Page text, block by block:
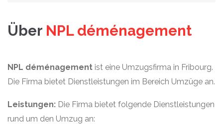
Über NPL déménagement
NPL déménagement ist eine Umzugsfirma in Fribourg.
Die Firma bietet Dienstleistungen im Bereich Umzüge an.
Leistungen: Die Firma bietet folgende Dienstleistungen
rund um den Umzug an: